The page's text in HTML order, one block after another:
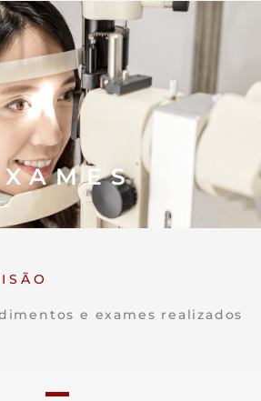
e exames realizados